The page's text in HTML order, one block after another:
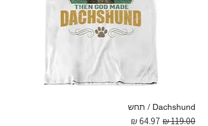
Dachshund / תחש
מחיר רגיל מחיר מבצע